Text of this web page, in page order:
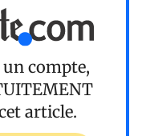
un compte,
article.